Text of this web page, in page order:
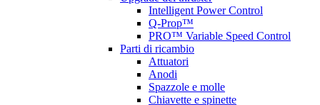
Intelligent Power Control
Q-Prop™
PRO™ Variable Speed Control
Parti di ricambio
Attuatori
Anodi
Spazzole e molle
Chiavette e spinette